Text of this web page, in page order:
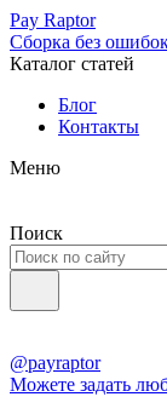
Pay Raptor
Сборка без
Каталог статей
Блог
Контакты
Меню
Поиск
@payraptor
Можете задать